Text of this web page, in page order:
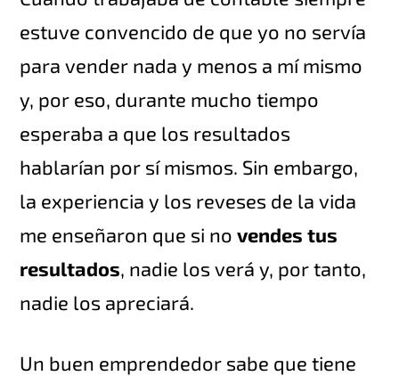
estuve convencido de que yo no servía
para vender nada y menos a mí mismo
y, por eso, durante mucho tiempo
esperaba a que los resultados
hablarían por sí mismos. Sin embargo,
la experiencia y los reveses de la vida
me enseñaron que si novendes tus
resultados, nadie los verá y, por tanto,
nadie los apreciará.
Un buen emprendedor sabe que tiene